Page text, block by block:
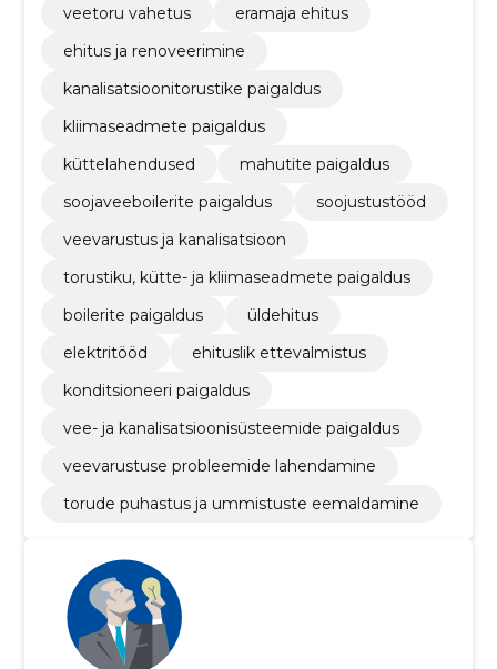
veetoru vahetus
eramaja ehitus
ehitus ja renoveerimine
kanalisatsioonitorustike paigaldus
kliimaseadmete paigaldus
küttelahendused
mahutite paigaldus
soojaveeboilerite paigaldus
soojustustööd
veevarustus ja kanalisatsioon
torustiku, kütte- ja kliimaseadmete paigaldus
boilerite paigaldus
üldehitus
elektritööd
ehituslik ettevalmistus
konditsioneeri paigaldus
vee- ja kanalisatsioonisüsteemide paigaldus
veevarustuse probleemide lahendamine
torude puhastus ja ummistuste eemaldamine